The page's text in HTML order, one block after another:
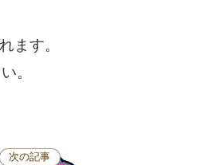
ます。
。
次の記事